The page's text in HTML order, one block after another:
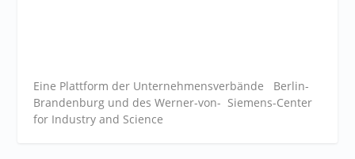
Eine Plattform der Unternehmensverbände Berlin-
Brandenburg und des Werner-von- Siemens-Center
for Industry and Science